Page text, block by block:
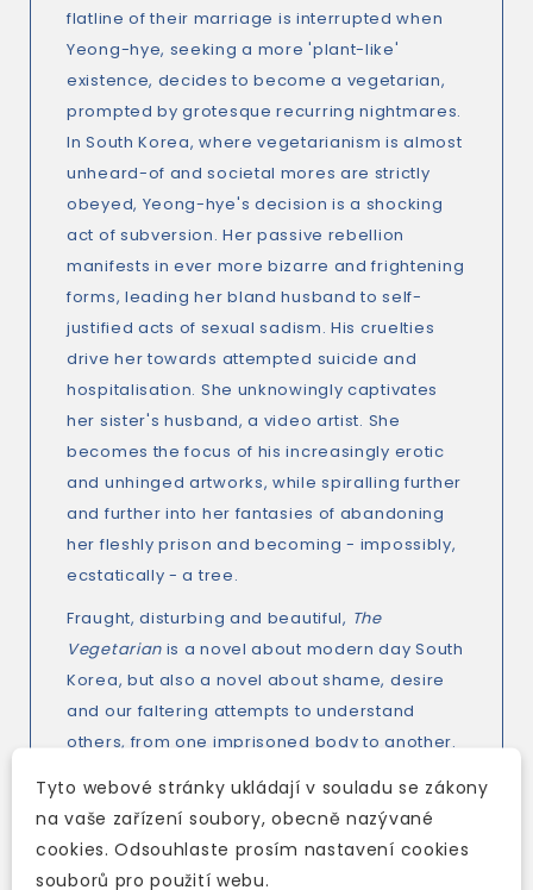
flatline of their marriage is interrupted when
Yeong-hye, seeking a more 'plant-like'
existence, decides to become a vegetarian,
prompted by grotesque recurring nightmares.
In South Korea, where vegetarianism is almost
unheard-of and societal mores are strictly
obeyed, Yeong-hye's decision is a shocking
act of subversion. Her passive rebellion
manifests in ever more bizarre and frightening
forms, leading her bland husband to self-
justified acts of sexual sadism. His cruelties
drive her towards attempted suicide and
hospitalisation. She unknowingly captivates
her sister's husband, a video artist. She
becomes the focus of his increasingly erotic
and unhinged artworks, while spiralling further
and further into her fantasies of abandoning
her fleshly prison and becoming - impossibly,
ecstatically - a tree.
Fraught, disturbing and beautiful, The
Vegetarian is a novel about modern day South
Korea, but also a novel about shame, desire
and our faltering attempts to understand
others, from one imprisoned body to another.
Tyto webové stránky ukládají v souladu se zákony
na vaše zařízení soubory, obecně nazývané
cookies. Odsouhlaste prosím nastavení cookies
souborů pro použití webu.